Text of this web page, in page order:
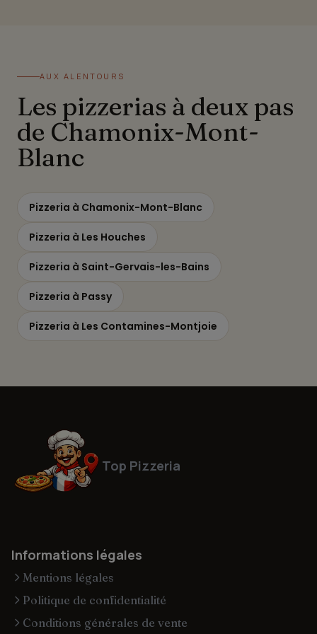
AUX ALENTOURS
Les pizzerias à deux pas
de Chamonix-Mont-
Blanc
Pizzeria à Chamonix-Mont-Blanc
Pizzeria à Les Houches
Pizzeria à Saint-Gervais-les-Bains
Pizzeria à Passy
Pizzeria à Les Contamines-Montjoie
Top Pizzeria
Informations légales
Mentions légales
Politique de confidentialité
Conditions générales de vente